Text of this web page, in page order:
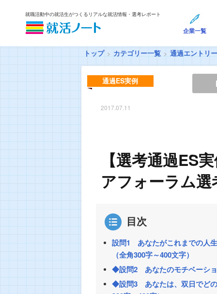
就職活動中の就活生がつくるリアルな就活情報・選考レポート
企業一覧
トップ カテゴリー一覧 通過エントリ
通過ES実例
2017.07.11
【選考通過ES
アフォーラム選
目次
設問1 あなたがこれまでの人
（全角300字～400文字）
◆設問2 あなたのモチベーショ
◆設問3 あなたは、双日でどの